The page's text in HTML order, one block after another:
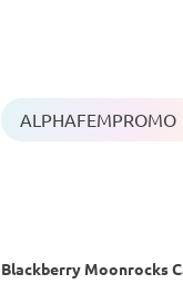
Blackberry Moonrocks
de saveurs, offrant
sombre et de
supplémentaire.
graines d’AlphaFem
!
ALPHAFEMPROMO